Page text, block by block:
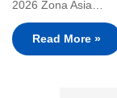
2026 Zona Asia…
Read More »